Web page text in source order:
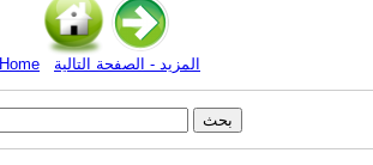
Home المزيد - الصفحة التالية